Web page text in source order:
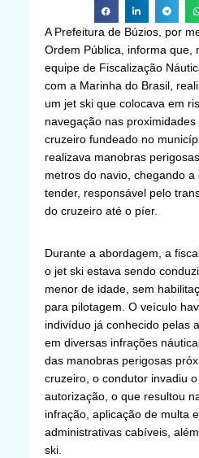
A Prefeitura de Búzios, por
Ordem Pública, informa que,
equipe de Fiscalização
com a Marinha do Brasil,
um jet ski que colocava em
navegação nas
cruzeiro fundeado no
realizava manobras
metros do navio, chegando
tender, responsável pelo
do cruzeiro até o píer.
Durante a abordagem, a
o jet ski estava sendo
menor de idade, sem
para pilotagem. O veículo
indivíduo já conhecido pelas
em diversas infrações
das manobras perigosas
cruzeiro, o condutor invadiu
autorização, o que resultou
infração, aplicação de multa
administrativas cabíveis,
ski.